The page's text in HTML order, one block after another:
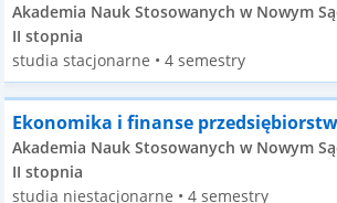
Akademia Nauk Stosowanych w Nowym
II stopnia
studia stacjonarne • 4 semestry
Ekonomika i finanse przedsiębiorstw
Akademia Nauk Stosowanych w Nowym
II stopnia
studia niestacjonarne • 4 semestry